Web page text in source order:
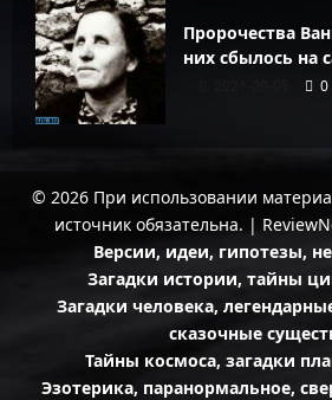
Пророчества
них сбылось на
0
© 2026 При использовании
источник обязательна. |
Версии, идеи, гипотезы,
Загадки истории, тайны
Загадки человека,
сказочные
Тайны космоса, загадки
Эзотерика, паранормальное,